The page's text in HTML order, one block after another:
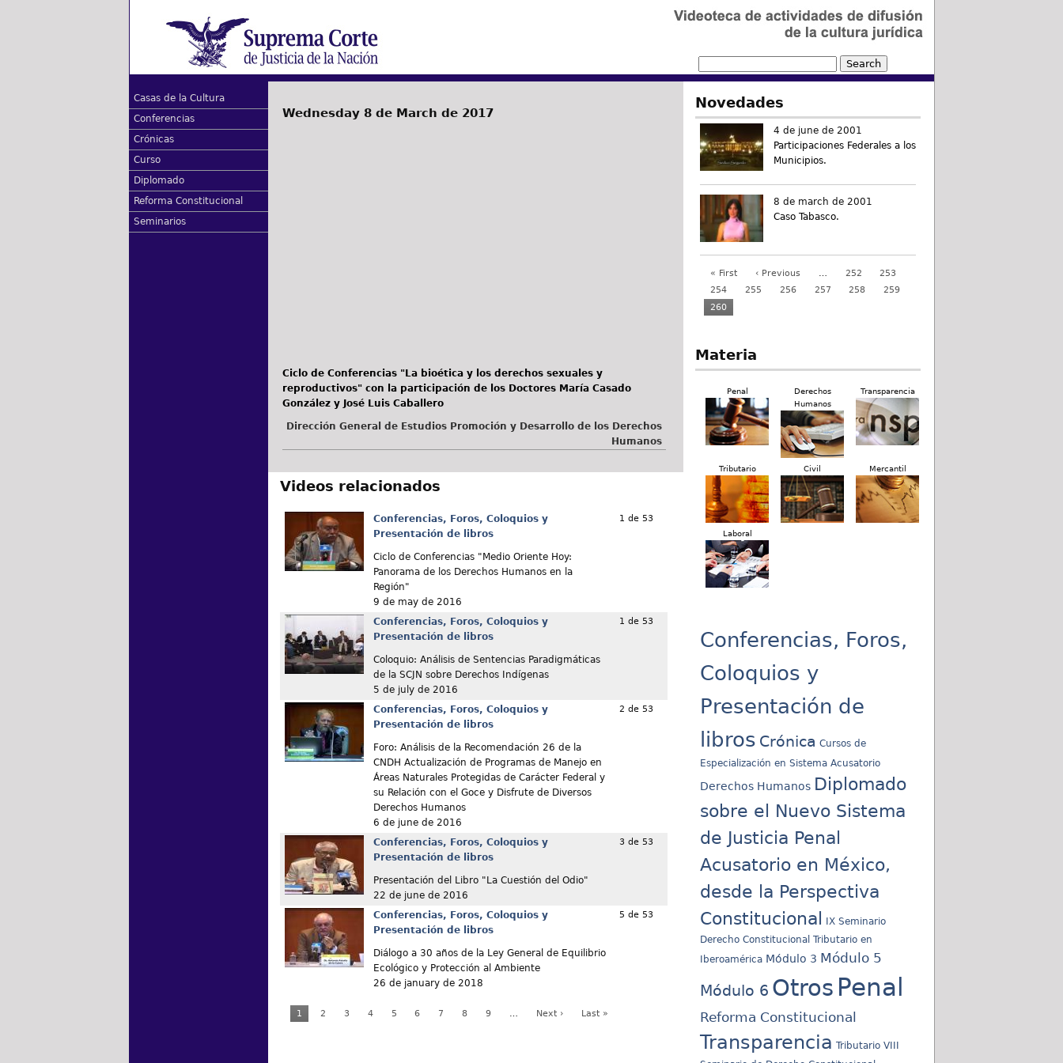
Casas de la Cultura
Conferencias
Crónicas
Curso
Diplomado
Reforma Constitucional
Seminarios
Wednesday 8 de March de 2017
Ciclo de Conferencias "La bioética y los derechos sexuales y
reproductivos" con la participación de los Doctores María Casado
González y José Luis Caballero
Dirección General de Estudios Promoción y Desarrollo de los Derechos
Humanos
Videos relacionados
Conferencias, Foros, Coloquios y
Presentación de libros
Ciclo de Conferencias "Medio Oriente Hoy:
Panorama de los Derechos Humanos en la
Región"
9 de may de 2016
1 de 53
Conferencias, Foros, Coloquios y
Presentación de libros
Coloquio: Análisis de Sentencias Paradigmáticas
de la SCJN sobre Derechos Indígenas
5 de july de 2016
1 de 53
Conferencias, Foros, Coloquios y
Presentación de libros
Foro: Análisis de la Recomendación 26 de la
CNDH Actualización de Programas de Manejo en
Áreas Naturales Protegidas de Carácter Federal y
su Relación con el Goce y Disfrute de Diversos
Derechos Humanos
6 de june de 2016
2 de 53
Conferencias, Foros, Coloquios y
Presentación de libros
Presentación del Libro "La Cuestión del Odio"
22 de june de 2016
3 de 53
Conferencias, Foros, Coloquios y
Presentación de libros
Diálogo a 30 años de la Ley General de Equilibrio
Ecológico y Protección al Ambiente
26 de january de 2018
5 de 53
1 2 3 4 5 6 7 8 9 … Next › Last »
Novedades
4 de june de 2001
Participaciones Federales a los
Municipios.
8 de march de 2001
Caso Tabasco.
« First ‹ Previous … 252
253
254
255 256 257 258
259
260
Materia
Penal
Derechos
Humanos
Transparencia
Tributario Civil Mercantil
Laboral
Conferencias, Foros,
Coloquios y
Presentación de
libros Crónica Cursos de
Especialización en Sistema Acusatorio
Derechos Humanos Diplomado
sobre el Nuevo Sistema
de Justicia Penal
Acusatorio en México,
desde la Perspectiva
Constitucional
IX Seminario
Derecho Constitucional Tributario en
Iberoamérica Módulo 3 Módulo 5
Módulo 6 Otros Penal
Reforma Constitucional
Transparencia Tributario VIII